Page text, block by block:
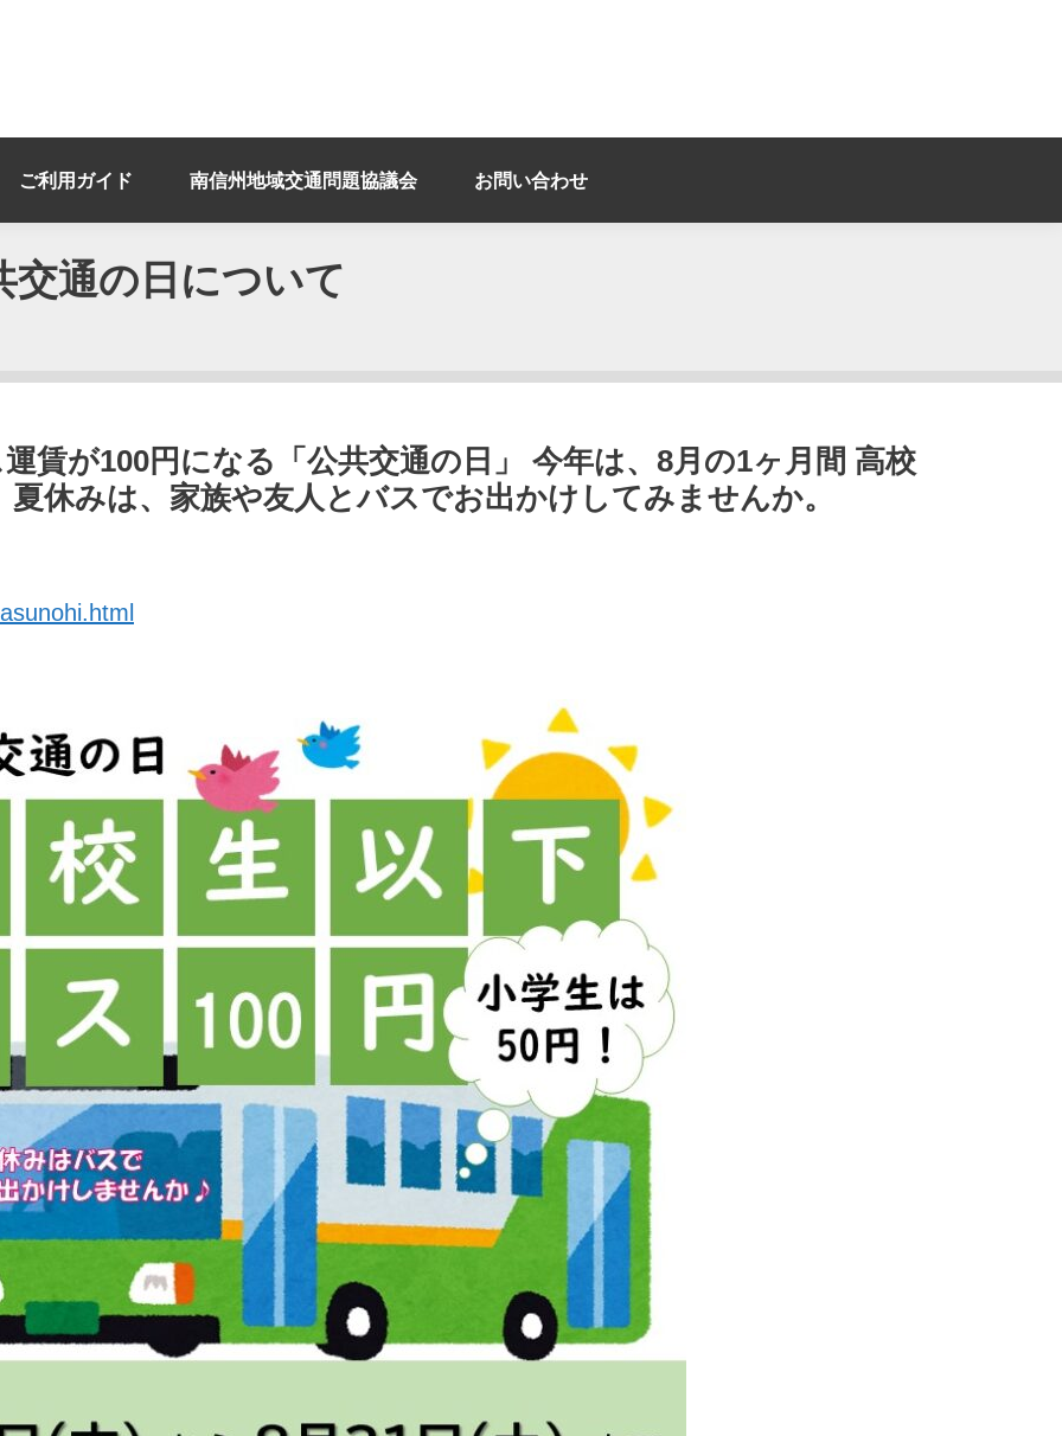
ご利用ガイド 南信州地域交通問題協議会 お問い合わせ
交通の日について
賃が100円になる「公共交通の日」 今年は、8月の1ヶ月間 高校
休みは、家族や友人とバスでお出かけしてみませんか。